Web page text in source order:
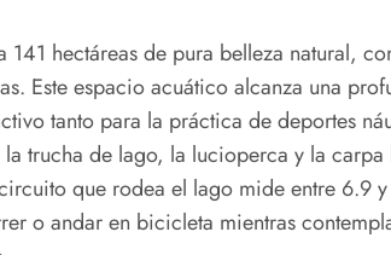
141 hectáreas de pura belleza natural,
Este espacio acuático alcanza una
tanto para la práctica de deportes
trucha de lago, la lucioperca y la carpa
que rodea el lago mide entre 6.9
o andar en bicicleta mientras